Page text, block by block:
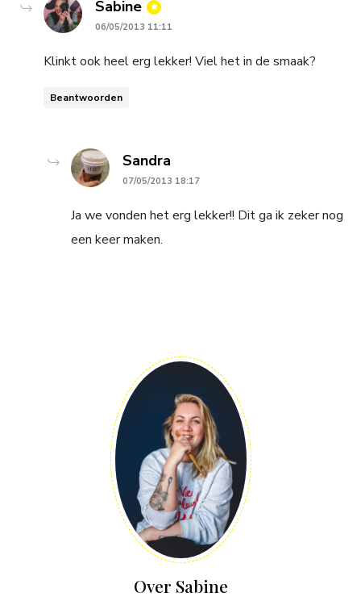
Sabine says:
06/05/2013 11:11
Klinkt ook heel erg lekker! Viel het in de smaak?
Beantwoorden
Sandra
07/05/2013 18:17
Ja we vonden het erg lekker!! Dit ga ik zeker nog
een keer maken.
Over Sabine